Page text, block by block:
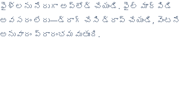
ఫైళ్లను నేరుగా అప్‌లోడ్ చేయండి. ఫైల్ మార్పిడి
అవసరం లేదు—డ్రాగ్ చేసి డ్రాప్ చేయండి, వెంటనే
అనువాదం ప్రారంభమవుతుంది.